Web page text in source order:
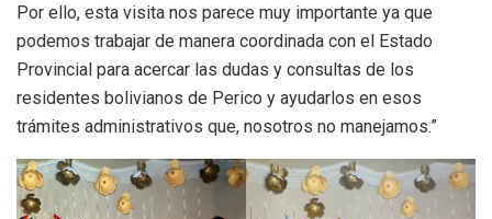
Por ello, esta visita nos parece muy importante ya que
podemos trabajar de manera coordinada con el Estado
Provincial para acercar las dudas y consultas de los
residentes bolivianos de Perico y ayudarlos en esos
trámites administrativos que, nosotros no manejamos.”